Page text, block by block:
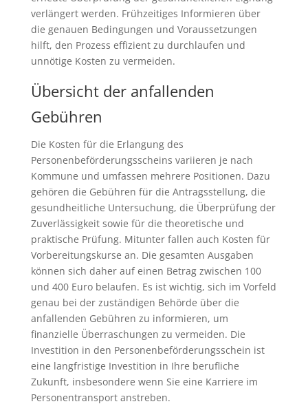
verlängert werden. Frühzeitiges Informieren über
die genauen Bedingungen und Voraussetzungen
hilft, den Prozess effizient zu durchlaufen und
unnötige Kosten zu vermeiden.
Übersicht der anfallenden
Gebühren
Die Kosten für die Erlangung des
Personenbeförderungsscheins variieren je nach
Kommune und umfassen mehrere Positionen. Dazu
gehören die Gebühren für die Antragsstellung, die
gesundheitliche Untersuchung, die Überprüfung der
Zuverlässigkeit sowie für die theoretische und
praktische Prüfung. Mitunter fallen auch Kosten für
Vorbereitungskurse an. Die gesamten Ausgaben
können sich daher auf einen Betrag zwischen 100
und 400 Euro belaufen. Es ist wichtig, sich im Vorfeld
genau bei der zuständigen Behörde über die
anfallenden Gebühren zu informieren, um
finanzielle Überraschungen zu vermeiden. Die
Investition in den Personenbeförderungsschein ist
eine langfristige Investition in Ihre berufliche
Zukunft, insbesondere wenn Sie eine Karriere im
Personentransport anstreben.